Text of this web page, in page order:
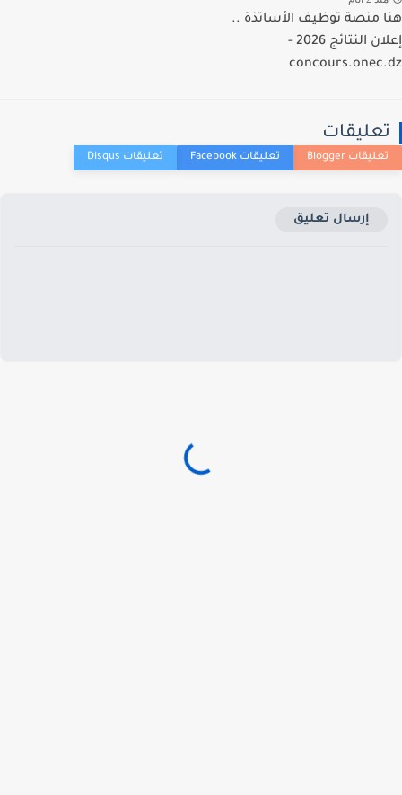
منصة توظيف الأساتذة ..
إعلان النتائج 2026 -
إرسال تعليق